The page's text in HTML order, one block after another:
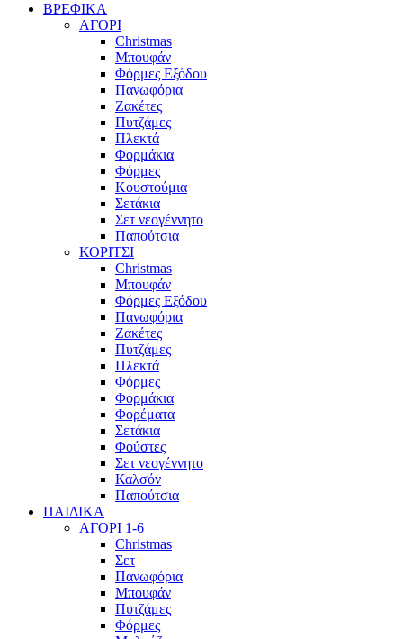
ΒΡΕΦΙΚΑ
ΑΓΟΡΙ
Christmas
Μπουφάν
Φόρμες Εξόδου
Πανωφόρια
Ζακέτες
Πυτζάμες
Πλεκτά
Φορμάκια
Φόρμες
Κουστούμια
Σετάκια
Σετ νεογέννητο
Παπούτσια
ΚΟΡΙΤΣΙ
Christmas
Μπουφάν
Φόρμες Εξόδου
Πανωφόρια
Ζακέτες
Πυτζάμες
Πλεκτά
Φόρμες
Φορμάκια
Φορέματα
Σετάκια
Φούστες
Σετ νεογέννητο
Καλσόν
Παπούτσια
ΠΑΙΔΙΚΑ
ΑΓΟΡΙ 1-6
Christmas
Σετ
Πανωφόρια
Μπουφάν
Πυτζάμες
Φόρμες